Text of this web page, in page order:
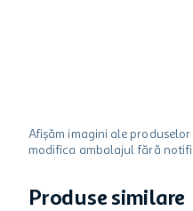
Afișăm imagini ale
modifica ambalajul fără
Produse similare